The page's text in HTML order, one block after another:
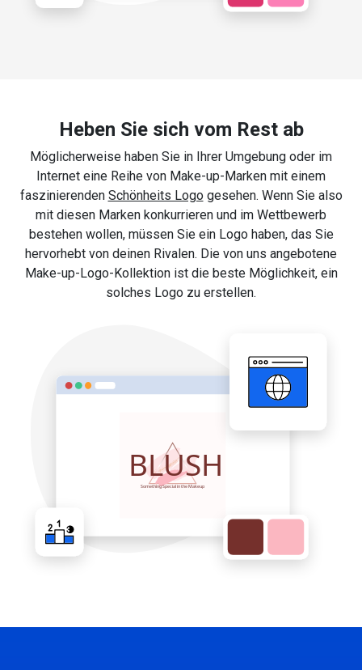
Heben Sie sich vom Rest ab
Möglicherweise haben Sie in Ihrer Umgebung oder im
Internet eine Reihe von Make-up-Marken mit einem
faszinierenden Schönheits Logogesehen. Wenn Sie also
mit diesen Marken konkurrieren und im Wettbewerb
bestehen wollen, müssen Sie ein Logo haben, das Sie
hervorhebt von deinen Rivalen. Die von uns angebotene
Make-up-Logo-Kollektion ist die beste Möglichkeit, ein
solches Logo zu erstellen.